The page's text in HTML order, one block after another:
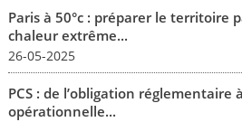
Paris à 50°c : préparer le territoire
chaleur extrême...
26-05-2025
PCS : de l’obligation réglementaire
opérationnelle...